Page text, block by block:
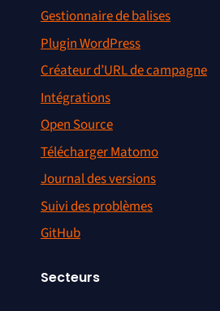
Gestionnaire de balises
Plugin WordPress
Créateur d’URL de campagne
Intégrations
Open Source
Télécharger Matomo
Journal des versions
Suivi des problèmes
GitHub
Secteurs